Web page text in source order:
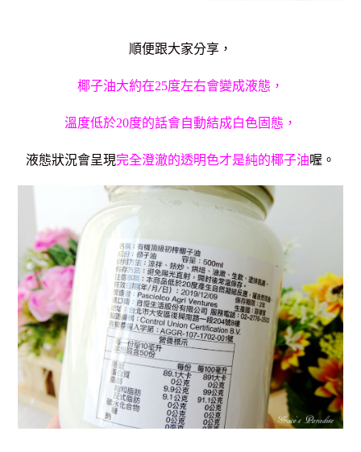
順便跟大家分享，
椰子油大約在25度左右會變成液態，
溫度低於20度的話會自動結成白色固態，
液態狀況會呈現完全澄澈的透明色才是純的椰子油喔。